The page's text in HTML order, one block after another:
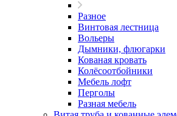
Разное
Винтовая лестница
Вольеры
Дымники, флюгарки
Кованая кровать
Колёсоотбойники
Мебель лофт
Перголы
Разная мебель